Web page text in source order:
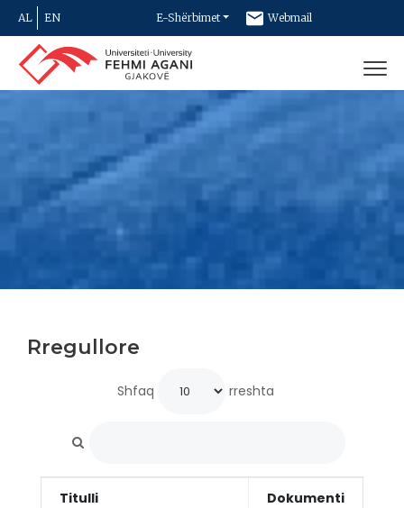
AL EN E-Shërbimet Webmail
Newsletter
Rregullore
Shfaq rreshta
Titulli Dokumenti